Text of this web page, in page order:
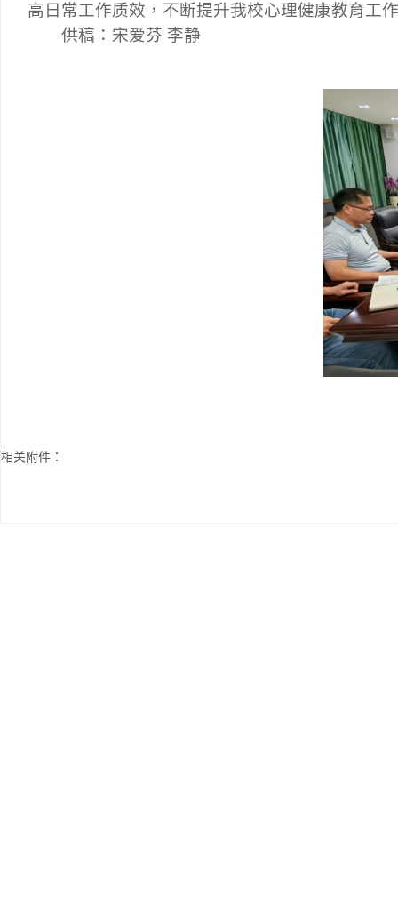
高日常工作质效，不断提升我校心理健康教育工
供稿：宋爱芬 李静
相关附件：